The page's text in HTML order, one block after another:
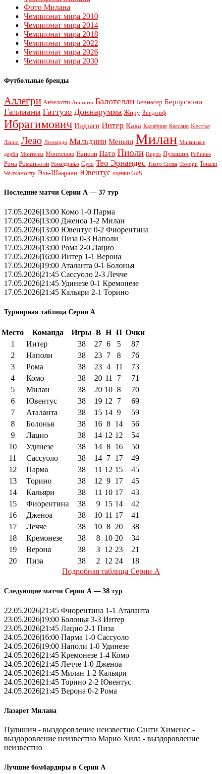
Фото Милана
Чемпионат мира 2010
Чемпионат мира 2014
Чемпионат мира 2018
Чемпионат мира 2022
Чемпионат мира 2026
Чемпионат мира 2030
Футбольные бренды
Аллегри Анчелотти Аталанта Балотелли Беннасер Берлускони
Галлиани Гаттузо Доннарумма Жиру Зеедорф
Ибрагимович Индзаги Интер Кака Калабрия Кассано Кессье
Лацио Леао Леонардо Мальдини Меньян Милан Миланское
дерби Монтелла Монтоливо Наполи Пато Пиоли Пирло Пулишич Робиньо
Рома Романьоли Роналдиньо Сусо Тео Эрнандес Тиаго Силва Томори Тонали
Чалханоглу Эль-Шаарави Ювентус оценки GdS
Последние матчи Серии А — 37 тур
17.05.2026|13:00 Комо 1-0 Парма
17.05.2026|13:00 Дженоа 1-2 Милан
17.05.2026|13:00 Ювентус 0-2 Фиорентина
17.05.2026|13:00 Пиза 0-3 Наполи
17.05.2026|13:00 Рома 2-0 Лацио
17.05.2026|16:00 Интер 1-1 Верона
17.05.2026|19:00 Аталанта 0-1 Болонья
17.05.2026|21:45 Сассуоло 2-3 Лечче
17.05.2026|21:45 Удинезе 0-1 Кремонезе
17.05.2026|21:45 Кальяри 2-1 Торино
Турнирная таблица Серии А
Место Команда Игры В Н П Очки
1
Интер 38 27 6 5
87
2
Наполи 38 23 7 8
76
3
Рома 38 23 4 11
73
4
Комо 38 20 11 7
71
5
Милан 38 20 10 8
70
6
Ювентус 38 19 12 7
69
7
Аталанта 38 15 14 9
59
8
Болонья 38 16 8 14
56
9
Лацио 38 14 12 12
54
10
Удинезе 38 14 8 16
50
11
Сассуоло 38 14 7 17
49
12
Парма 38 11 12 15
45
13
Торино 38 12 9 17
45
14
Кальяри 38 11 10 17
43
15
Фиорентина 38 9 15 14
42
16
Дженоа 38 10 11 17
41
17
Лечче 38 10 8 20
38
18
Кремонезе 38 8 10 20
34
19
Верона 38 3 12 23
21
20
Пиза 38 2 12 24
18
Подробная таблица Серии А
Следующие матчи Серии А — 38 тур
22.05.2026|21:45 Фиорентина 1-1 Аталанта
23.05.2026|19:00 Болонья 3-3 Интер
23.05.2026|21:45 Лацио 2-1 Пиза
24.05.2026|16:00 Парма 1-0 Сассуоло
24.05.2026|19:00 Наполи 1-0 Удинезе
24.05.2026|21:45 Кремонезе 1-4 Комо
24.05.2026|21:45 Лечче 1-0 Дженоа
24.05.2026|21:45 Милан 1-2 Кальяри
24.05.2026|21:45 Торино 2-2 Ювентус
24.05.2026|21:45 Верона 0-2 Рома
Лазарет Милана
Пулишич - выздоровление неизвестно Санти Хименес -
выздоровление неизвестно Марио Хила - выздоровление
неизвестно
Лучшие бомбардиры в Серии А